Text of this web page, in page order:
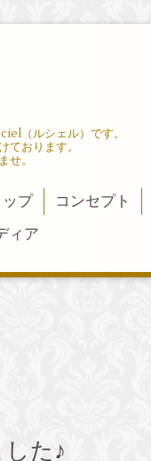
（ルシェル）です。
ております。
せ。
プ
コンセプト
ィア
た♪